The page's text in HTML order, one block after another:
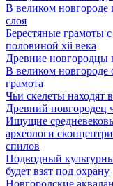
В великом новгороде
слоя
Берестяные грамоты
половиной xii века
Древние новгородцы
В великом новгороде
грамота
Чьи скелеты находят
Древний новгородец
Ищущие
археологи
спилов
Подводный
будет взят под охрану
Новгородские